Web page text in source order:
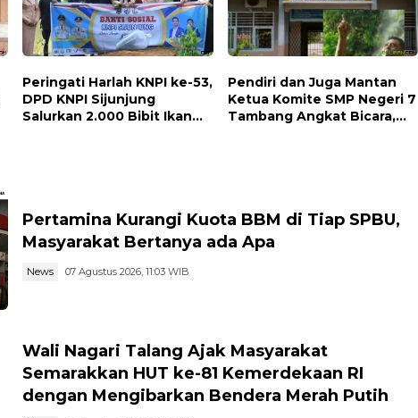
Peringati Harlah KNPI ke-53,
DPD KNPI Sijunjung
Salurkan 2.000 Bibit Ikan
Pendiri dan Juga Mantan
Ketua Komite SMP Negeri 7
Tambang Angkat Bicara,
Pertamina Kurangi Kuota BBM di Tiap SPBU,
Masyarakat Bertanya ada Apa
News 07 Agustus 2026, 11:03 WIB
Wali Nagari Talang Ajak Masyarakat
Semarakkan HUT ke-81 Kemerdekaan RI
dengan Mengibarkan Bendera Merah Putih